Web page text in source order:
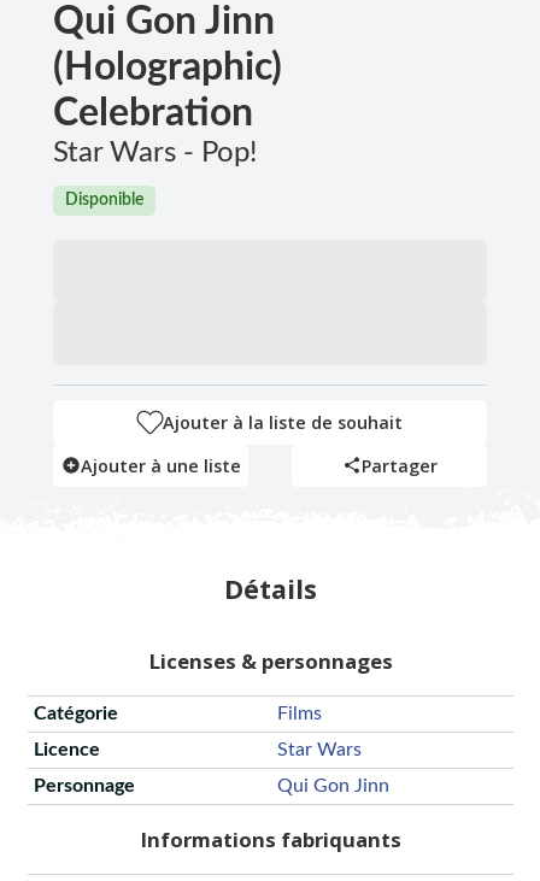
Qui Gon Jinn
(Holographic)
Celebration
Star Wars - Pop!
Disponible
Ajouter à la liste de souhait
Ajouter à une liste
Partager
Détails
Licenses & personnages
Catégorie
Films
Licence
Star Wars
Personnage
Qui Gon Jinn
Informations fabriquants